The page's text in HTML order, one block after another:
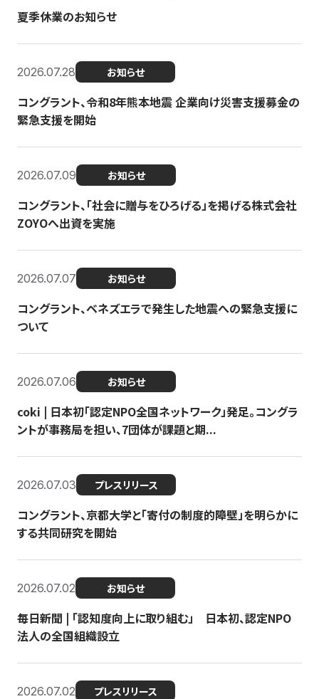
夏季休業のお知らせ
2026.07.28 お知らせ
コングラント、令和8年熊本地震 企業向け災害支援募金の
緊急支援を開始
2026.07.09 お知らせ
コングラント、「社会に贈与をひろげる」を掲げる株式会社
ZOYOへ出資を実施
2026.07.07 お知らせ
コングラント、ベネズエラで発生した地震への緊急支援に
ついて
2026.07.06 お知らせ
coki | 日本初「認定NPO全国ネットワーク」発足。コングラ
ントが事務局を担い、7団体が課題と期...
2026.07.03 プレスリリース
コングラント、京都大学と「寄付の制度的障壁」を明らかに
する共同研究を開始
2026.07.02 お知らせ
毎日新聞 | 「認知度向上に取り組む」 日本初、認定NPO
法人の全国組織設立
2026.07.02 プレスリリース